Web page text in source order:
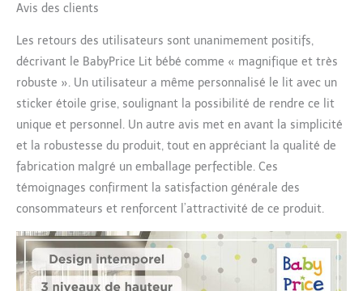
Avis des clients
Les retours des utilisateurs sont unanimement positifs,
décrivant le BabyPrice Lit bébé comme « magnifique et très
robuste ». Un utilisateur a même personnalisé le lit avec un
sticker étoile grise, soulignant la possibilité de rendre ce lit
unique et personnel. Un autre avis met en avant la simplicité
et la robustesse du produit, tout en appréciant la qualité de
fabrication malgré un emballage perfectible. Ces
témoignages confirment la satisfaction générale des
consommateurs et renforcent l’attractivité de ce produit.